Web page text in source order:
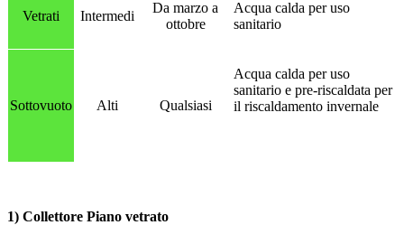
Vetrati Intermedi
Da marzo a
ottobre
Acqua calda per uso
sanitario
Sottovuoto Alti Qualsiasi
Acqua calda per uso
sanitario e pre-riscaldata per
il riscaldamento invernale
1) Collettore Piano vetrato